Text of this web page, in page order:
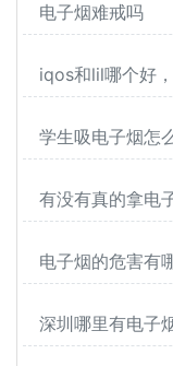
电子烟难戒吗
iqos和lil哪个好
学生吸电子烟怎
有没有真的拿电
电子烟的危害有
深圳哪里有电子